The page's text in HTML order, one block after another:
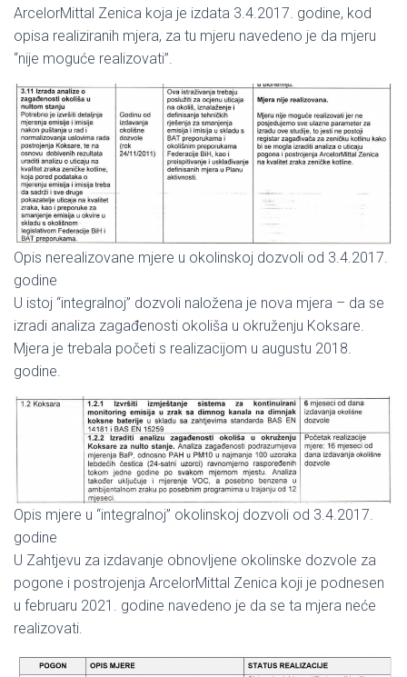
ArcelorMittal Zenica koja je izdata 3.4.2017. godine, kod
opisa realiziranih mjera, za tu mjeru navedeno je da mjeru
“nije moguće realizovati”.
Opis nerealizovane mjere u okolinskoj dozvoli od 3.4.2017.
godine
U istoj “integralnoj” dozvoli naložena je nova mjera – da se
izradi analiza zagađenosti okoliša u okruženju Koksare.
Mjera je trebala početi s realizacijom u augustu 2018.
godine.
Opis mjere u “integralnoj” okolinskoj dozvoli od 3.4.2017.
godine
U Zahtjevu za izdavanje obnovljene okolinske dozvole za
pogone i postrojenja ArcelorMittal Zenica koji je podnesen
u februaru 2021. godine navedeno je da se ta mjera neće
realizovati.